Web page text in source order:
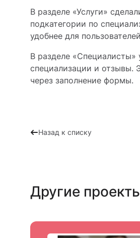
В разделе «Услуги»
подкатегории по
удобнее для
В разделе «Специалисты»
специализации и отзывы.
через заполнение формы.
Назад к списку
Другие